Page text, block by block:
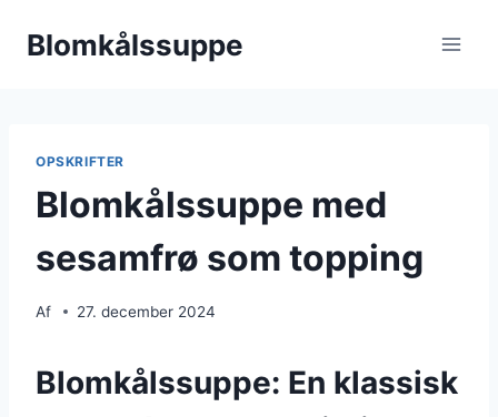
Blomkålssuppe
OPSKRIFTER
Blomkålssuppe med
sesamfrø som topping
Af 27. december 2024
Blomkålssuppe: En klassisk